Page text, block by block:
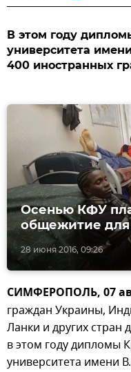
В этом году
университета
400 иностранных
28 июня 2016, 09:26
Осенью КФУ
общежитие для
СИМФЕРОПОЛЬ, 07
граждан Украины,
Ланки и других стран
в этом году дипломы
университета имени